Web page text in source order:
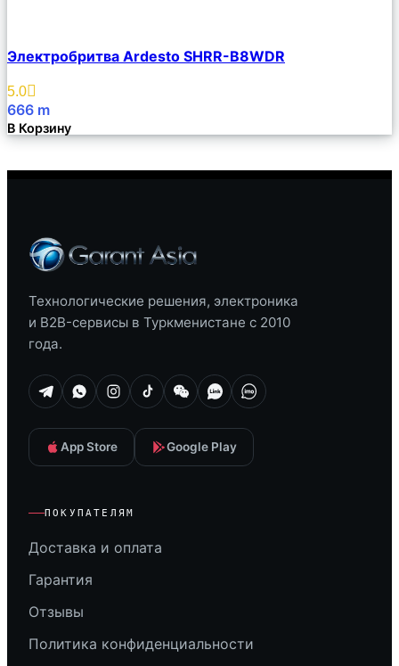
Описание
Избранное
Электробритва Ardesto SHRR-B8WDR
5.0
666 m
В Корзину
Технологические решения, электроника
и B2B-сервисы в Туркменистане с 2010
года.
App Store Google Play
ПОКУПАТЕЛЯМ
Доставка и оплата
Гарантия
Отзывы
Политика конфиденциальности